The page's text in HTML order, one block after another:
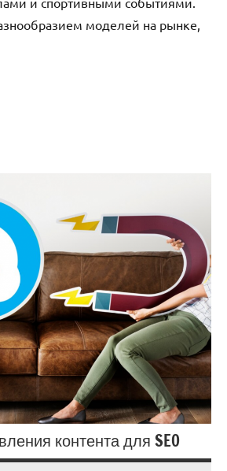
моделей на рынке,
контента для SEO